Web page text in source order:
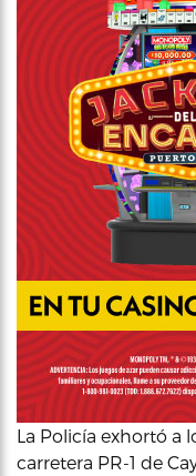
La Policía exhortó a
carretera PR-1 de